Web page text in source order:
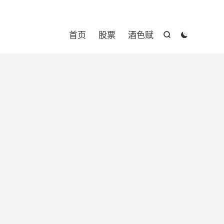


首页 股票 酒色赋